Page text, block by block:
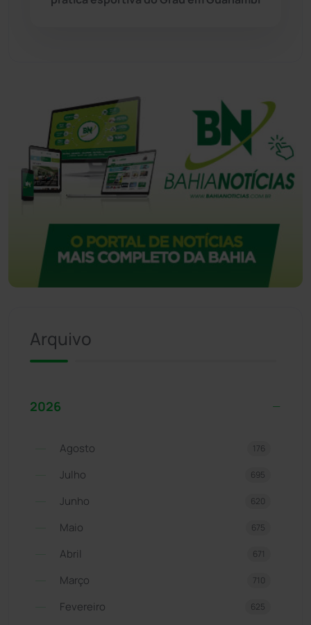
Arquivo
2026
Agosto 176
Julho 695
Junho 620
Maio 675
Abril 671
Março 710
Fevereiro 625